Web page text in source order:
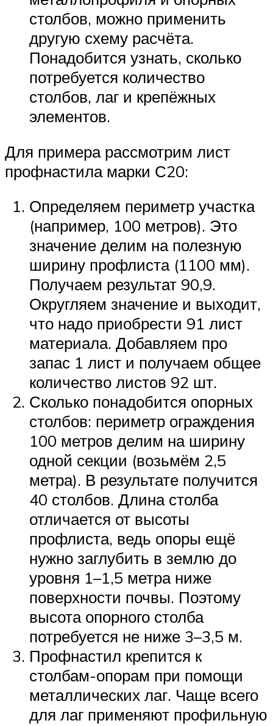
столбов, можно применить
другую схему расчёта.
Понадобится узнать, сколько
потребуется количество
столбов, лаг и крепёжных
элементов.
Для примера рассмотрим лист
профнастила марки С20:
Определяем периметр участка
(например, 100 метров). Это
значение делим на полезную
ширину профлиста (1100 мм).
Получаем результат 90,9.
Округляем значение и выходит,
что надо приобрести 91 лист
материала. Добавляем про
запас 1 лист и получаем общее
количество листов 92 шт.
Сколько понадобится опорных
столбов: периметр ограждения
100 метров делим на ширину
одной секции (возьмём 2,5
метра). В результате получится
40 столбов. Длина столба
отличается от высоты
профлиста, ведь опоры ещё
нужно заглубить в землю до
уровня 1–1,5 метра ниже
поверхности почвы. Поэтому
высота опорного столба
потребуется не ниже 3–3,5 м.
Профнастил крепится к
столбам-опорам при помощи
металлических лаг. Чаще всего
для лаг применяют профильную